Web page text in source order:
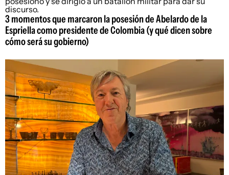
3 momentos que marcaron la posesión de Abelardo de la
Espriella como presidente de Colombia (y qué dicen sobre
cómo será su gobierno)